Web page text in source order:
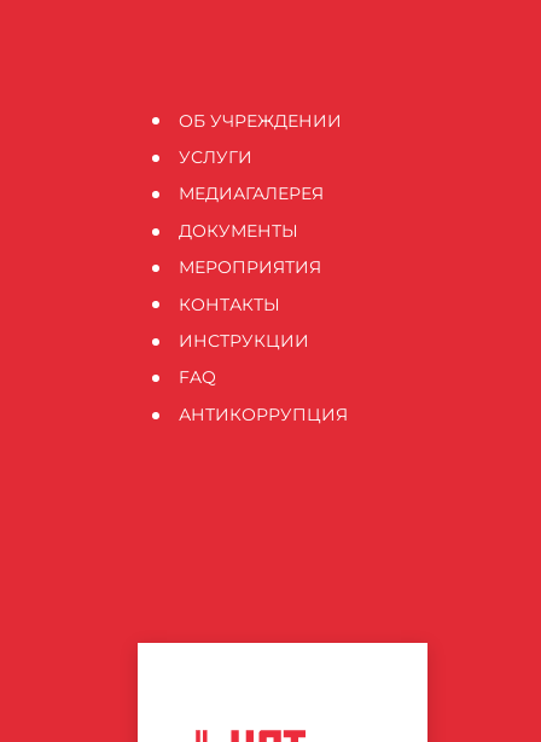
ОБ УЧРЕЖДЕНИИ
УСЛУГИ
МЕДИАГАЛЕРЕЯ
ДОКУМЕНТЫ
МЕРОПРИЯТИЯ
КОНТАКТЫ
ИНСТРУКЦИИ
FAQ
АНТИКОРРУПЦИЯ